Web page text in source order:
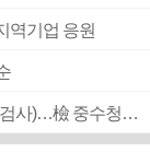
역기업 응원
■ 검사 신분 버리고 직급하향(10년 이하 저연차 검사)…檢 중수청행 기피